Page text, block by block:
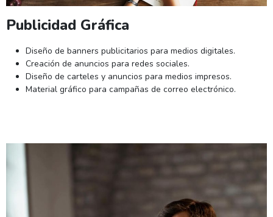
Publicidad Gráfica
Diseño de banners publicitarios para medios digitales.
Creación de anuncios para redes sociales.
Diseño de carteles y anuncios para medios impresos.
Material gráfico para campañas de correo electrónico.